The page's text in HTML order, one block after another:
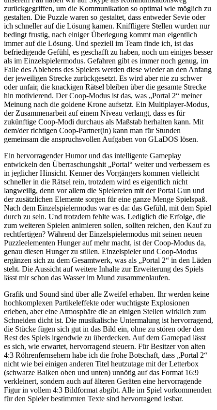
zurückgegriffen, um die Kommunikation so optimal wie möglich zu
gestalten. Die Puzzle waren so gestaltet, dass entweder Sevie oder
ich schneller auf die Lösung kamen. Kniffligere Stellen wurden nur
bedingt frustig, nach einiger Überlegung kommt man eigentlich
immer auf die Lösung. Und speziell im Team finde ich, ist das
befriedigende Gefühl, es geschafft zu haben, noch um einiges besser
als im Einzelspielermodus. Gefahren gibt es immer noch genug, im
Falle des Ablebens des Spielers werden diese wieder an den Anfang
der jeweiligen Strecke zurückgesetzt. Es wird aber nie zu schwer
oder unfair, die knackigen Rätsel bleiben über die gesamte Strecke
hin motivierend. Der Coop-Modus ist das, was „Portal 2“ meiner
Meinung nach die goldene Krone aufsetzt. Ein Multiplayer-Modus,
der Zusammenarbeit auf einem Niveau verlangt, dass es für
zukünftige Coop-Modi durchaus als Maßstab herhalten kann. Mit
dem/der richtigen Coop-Partner(in) kann man für Stunden
gemeinsam die anspruchsvollen Aufgaben von GLaDOS lösen.
Ein hervorragender Humor und das intelligente Gameplay
entwickeln den Überraschungshit „Portal“ weiter und verbessern es
in jeglicher Hinsicht. Kenner des Vorgängers kommen vielleicht
schneller in die Rätsel rein, trotzdem wird es eigentlich nicht
langweilig, denn vor allem die Spielereien mit der Portal Gun und
der zusätzlichen Elemente sorgen für eine ganze Menge Spielspaß.
Nach dem Einzelspielermodus war es da: das Gefühl, mit dem Spiel
durch zu sein. Und trotzdem fehlte was. Lediglich die Erfolge, die
zum weiteren Spielen animieren sollen, sollten reichen, den Kauf zu
rechtfertigen? Während der Einzelspielermodus mit seinen neuen
Puzzleelementen Hunger auf mehr macht, ist der Coop-Modus da,
genau diesen Hunger zu stillen. Einzelspieler und Coop-Modus
ergänzen sich zu dem Gesamtwerk, was als „Portal 2“ in den Läden
steht. Die Aussicht auf weitere Inhalte zur Erweiterung des Spiels
lässt mir schon das Wasser im Mund zusammenlaufen.
Grafik und Sound sind über alle Zweifel erhaben. Ihr werden keine
hochkomplexen Partikeleffekte oder wuchtigste Explosionen
erleben, aber eine Atmosphäre die an einigen Stellen wirklich zum
Schneiden dicht ist. Die musikalische Untermalung ist hervorragend,
die Stücke fügen sich gut in das Bild ein, ohne zu stören oder den
Rest des Spiels irgendwie zu überdecken. Auf dem Gamepad lässt
es sich, wie erwartet, hervorragend steuern. Für Besitzer von alten
4:3 Röhrenfernsehern habe ich die frohe Botschaft, dass „Portal 2“
nicht wie bei einigen anderen Titel heutzutage mit der Letterbox
(schwarze Balken oben und unten) unnötig auf das Format 16:9
verkleinert, sondern auch auf älteren Geräten eine hervorragende
Figur in vollem 4:3 Bildformat abgibt. Alle im Spiel vorkommenden
für den Spieler bestimmten Texte sind hervorragend lesbar.